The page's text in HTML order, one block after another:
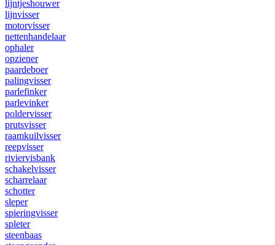
lijntjeshouwer
lijnvisser
motorvisser
nettenhandelaar
ophaler
opziener
paardeboer
palingvisser
parlefinker
parlevinker
poldervisser
prutsvisser
raamkuilvisser
reepvisser
riviervisbank
schakelvisser
scharrelaar
schotter
sleper
spieringvisser
spleter
steenbaas